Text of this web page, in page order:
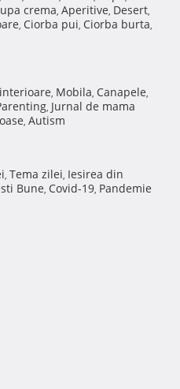
crema, Aperitive, Desert,
, Ciorba pui, Ciorba burta,
, Mobila, Canapele,
, Jurnal de mama
, Autism
, Tema zilei, Iesirea din
Bune, Covid-19, Pandemie